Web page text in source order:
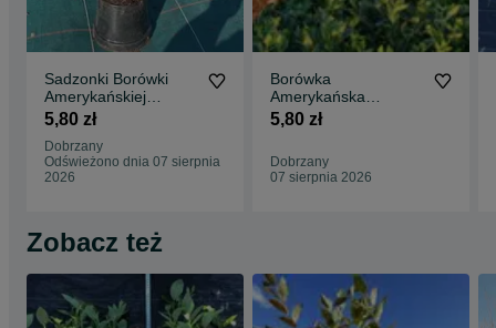
Sadzonki Borówki
Amerykańskiej
odmiana DUKE
5,80 zł
Dobrzany
Odświeżono dnia 07 sierpnia
2026
Borówka
Amerykańska
sadzonki 3 letnie z
certyfikatem ( CAC )
5,80 zł
Dobrzany
07 sierpnia 2026
Zobacz też